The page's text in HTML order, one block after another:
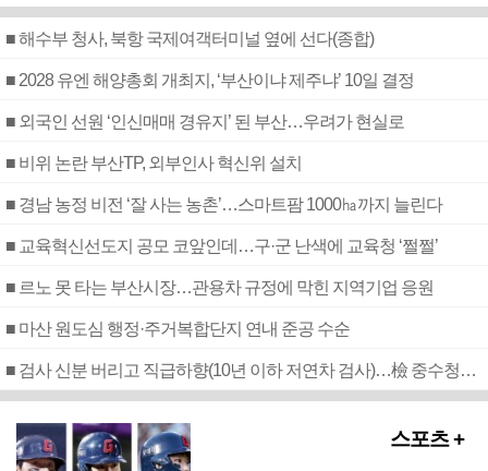
■ 해수부 청사, 북항 국제여객터미널 옆에 선다(종합)
■ 2028 유엔 해양총회 개최지, ‘부산이냐 제주냐’ 10일 결정
■ 외국인 선원 ‘인신매매 경유지’ 된 부산…우려가 현실로
■ 비위 논란 부산TP, 외부인사 혁신위 설치
■ 경남 농정 비전 ‘잘 사는 농촌’…스마트팜 1000㏊까지 늘린다
■ 교육혁신선도지 공모 코앞인데…구·군 난색에 교육청 ‘쩔쩔’
■ 르노 못 타는 부산시장…관용차 규정에 막힌 지역기업 응원
■ 마산 원도심 행정·주거복합단지 연내 준공 수순
■ 검사 신분 버리고 직급하향(10년 이하 저연차 검사)…檢 중수청행 기피
스포츠 +